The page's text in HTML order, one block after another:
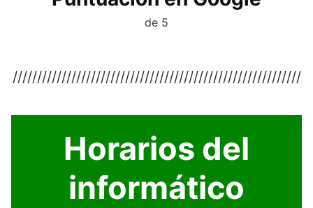
de 5
///////////////////////////////////////////////////////////
Horarios del
informático